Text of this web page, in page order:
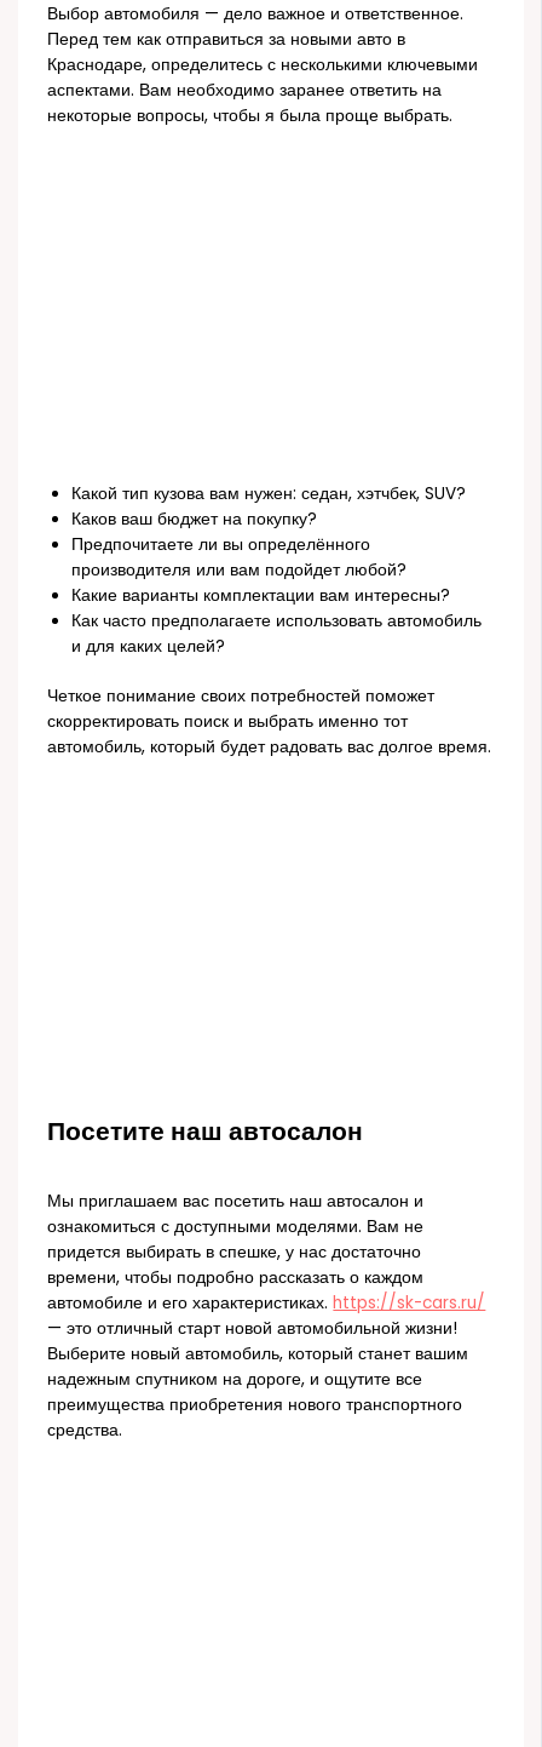
Выбор автомобиля — дело важное и ответственное.
Перед тем как отправиться за новыми авто в
Краснодаре, определитесь с несколькими ключевыми
аспектами. Вам необходимо заранее ответить на
некоторые вопросы, чтобы я была проще выбрать.
Какой тип кузова вам нужен: седан, хэтчбек, SUV?
Каков ваш бюджет на покупку?
Предпочитаете ли вы определённого
производителя или вам подойдет любой?
Какие варианты комплектации вам интересны?
Как часто предполагаете использовать автомобиль
и для каких целей?
Четкое понимание своих потребностей поможет
скорректировать поиск и выбрать именно тот
автомобиль, который будет радовать вас долгое время.
Посетите наш автосалон
Мы приглашаем вас посетить наш автосалон и
ознакомиться с доступными моделями. Вам не
придется выбирать в спешке, у нас достаточно
времени, чтобы подробно рассказать о каждом
автомобиле и его характеристиках.https://sk-cars.ru/
— это отличный старт новой автомобильной жизни!
Выберите новый автомобиль, который станет вашим
надежным спутником на дороге, и ощутите все
преимущества приобретения нового транспортного
средства.